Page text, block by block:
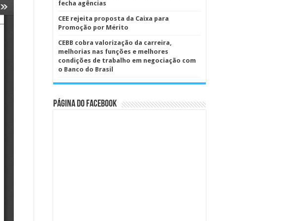
fecha agências
CEE rejeita proposta da Caixa para
Promoção por Mérito
CEBB cobra valorização da carreira,
melhorias nas funções e melhores
condições de trabalho em negociação com
o Banco do Brasil
Página do Facebook